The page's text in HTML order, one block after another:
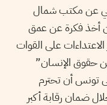
عن مكتب شمال
أخذ فكرة عن عمق
على القوات
حقوق الإنسان”
أن تحترم
ضمان رقابة أكبر